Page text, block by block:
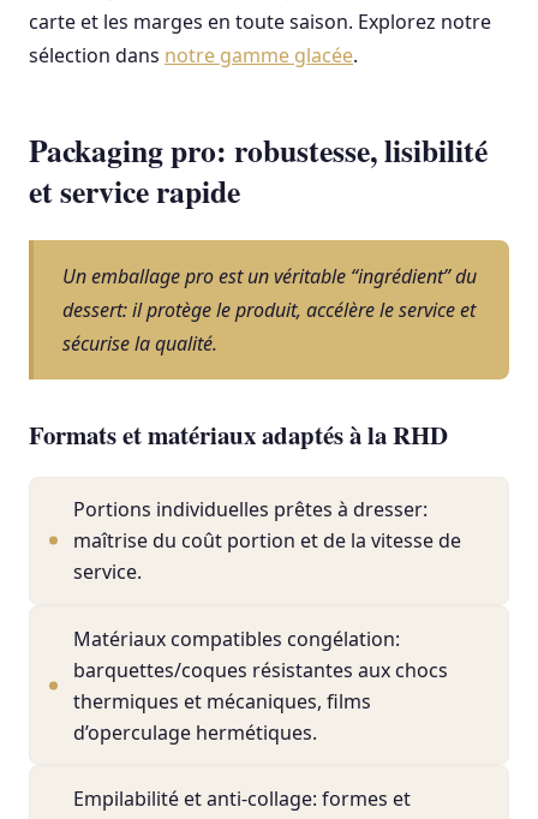
carte et les marges en toute saison. Explorez notre
sélection dans notre gamme glacée.
Packaging pro: robustesse, lisibilité
et service rapide
Un emballage pro est un véritable “ingrédient” du
dessert: il protège le produit, accélère le service et
sécurise la qualité.
Formats et matériaux adaptés à la RHD
Portions individuelles prêtes à dresser:
maîtrise du coût portion et de la vitesse de
service.
Matériaux compatibles congélation:
barquettes/coques résistantes aux chocs
thermiques et mécaniques, films
d’operculage hermétiques.
Empilabilité et anti-collage: formes et